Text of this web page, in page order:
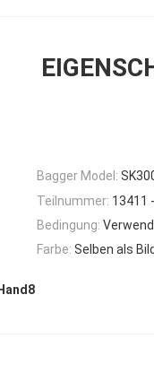
Bagger Model:
Teilnummer: 13411
Bedingung:
Farbe: Selben als